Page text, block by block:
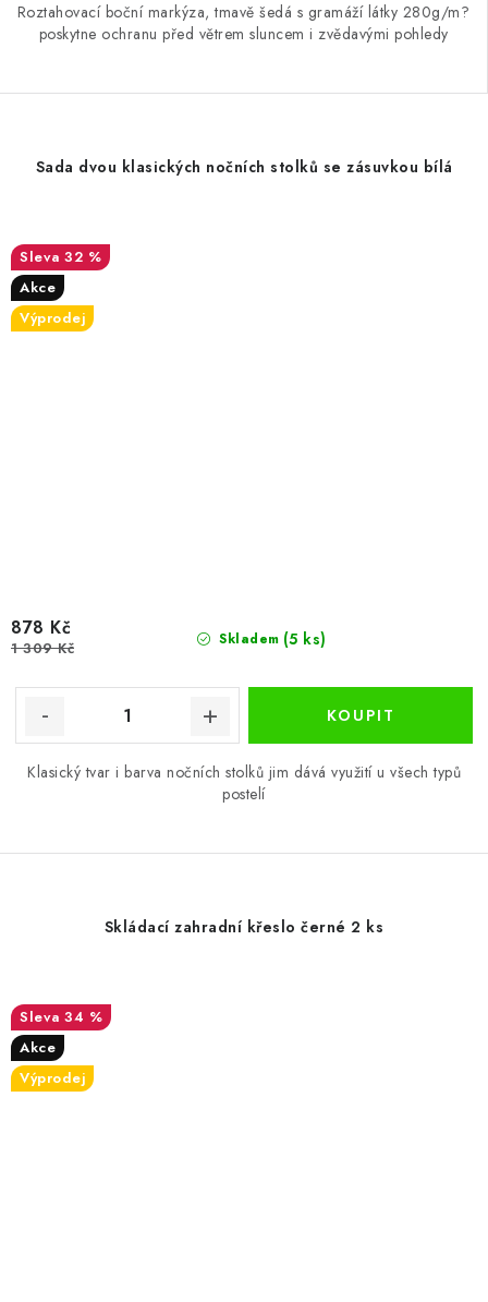
Roztahovací boční markýza, tmavě šedá s gramáží látky 280g/m?
poskytne ochranu před větrem sluncem i zvědavými pohledy
Sada dvou klasických nočních stolků se zásuvkou bílá
32 %
Akce
Výprodej
Skladem (5 ks)
878 Kč
1 309 Kč
Klasický tvar i barva nočních stolků jim dává využití u všech typů
postelí
Skládací zahradní křeslo černé 2 ks
34 %
Akce
Výprodej